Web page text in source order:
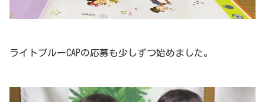
ライトブルーCAPの応募も少しずつ始めました。